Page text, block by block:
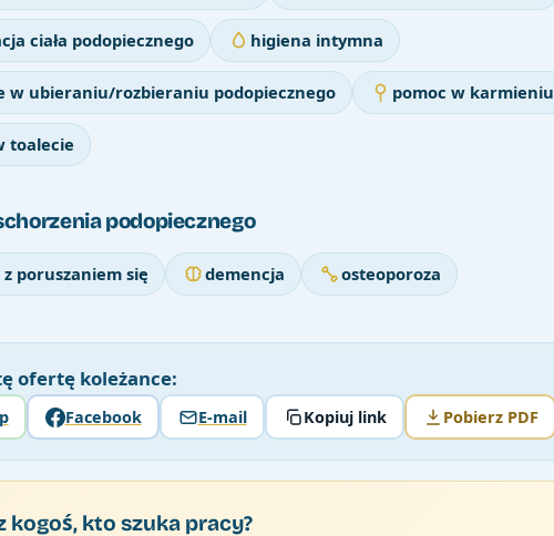
ciała podopiecznego higiena intymna
w ubieraniu/rozbieraniu podopiecznego pomoc w karmieniu
toalecie
podopiecznego
poruszaniem się demencja osteoporoza
ofertę koleżance:
Facebook E-mail Kopiuj link Pobierz PDF
kogoś, kto szuka pracy?